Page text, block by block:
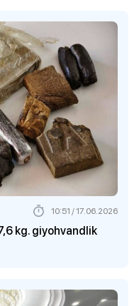
kg. giyohvandlik
10:51 / 17.06.2026